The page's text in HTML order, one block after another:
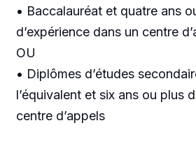
• Baccalauréat et quatre ans
d’expérience dans un centre
OU
• Diplômes d’études
l’équivalent et six ans ou plus
centre d’appels